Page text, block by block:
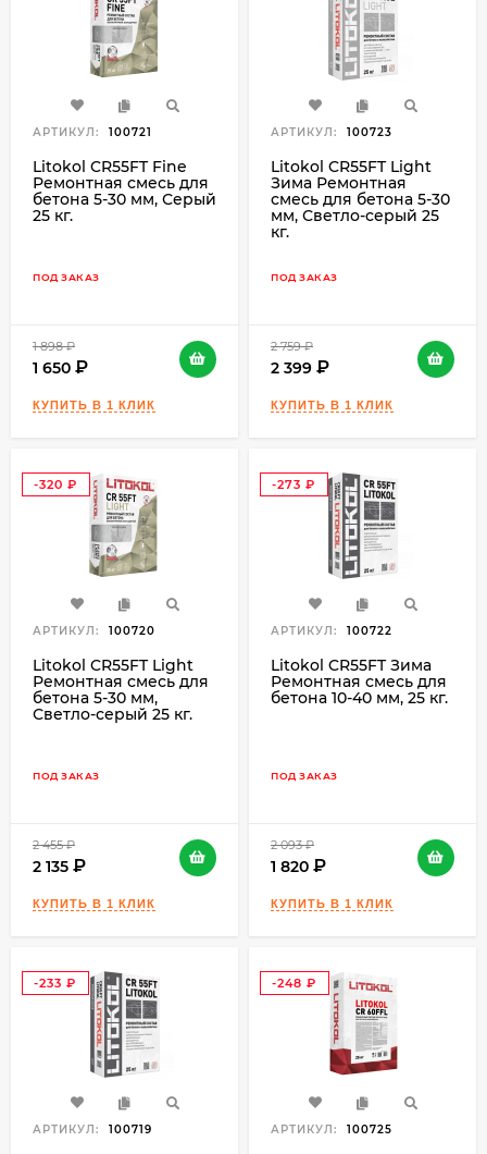
АРТИКУЛ: 100721
Litokol CR55FT Fine
Ремонтная смесь для
бетона 5-30 мм, Серый
25 кг.
ПОД ЗАКАЗ
1 898
1 650
АРТИКУЛ: 100723
Litokol CR55FT Light
Зима Ремонтная
смесь для бетона 5-30
мм, Светло-серый 25
кг.
ПОД ЗАКАЗ
2 759
2 399
-320
АРТИКУЛ: 100720
Litokol CR55FT Light
Ремонтная смесь для
бетона 5-30 мм,
Светло-серый 25 кг.
ПОД ЗАКАЗ
2 455
2 135
-273
АРТИКУЛ: 100722
Litokol CR55FT Зима
Ремонтная смесь для
бетона 10-40 мм, 25 кг.
ПОД ЗАКАЗ
2 093
1 820
-233
АРТИКУЛ: 100719
-248
АРТИКУЛ: 100725